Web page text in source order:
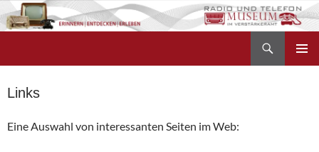
Zum
Inhalt
Links
Eine Auswahl von interessanten Seiten im Web: